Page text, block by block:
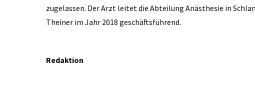
zugelassen. Der Arzt leitet die Abteilung Anästhesie in
Theiner im Jahr 2018 geschäftsführend.
Redaktion